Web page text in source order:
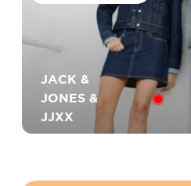
JACK &
JONES &
JJXX